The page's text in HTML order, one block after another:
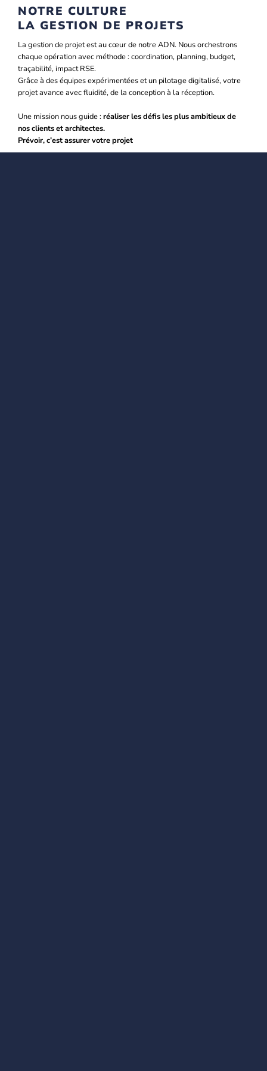
NOTRE CULTURE
LA GESTION DE PROJETS
La gestion de projet est au cœur de notre ADN. Nous orchestrons
chaque opération avec méthode : coordination, planning, budget,
traçabilité, impact RSE.
Grâce à des équipes expérimentées et un pilotage digitalisé, votre
projet avance avec fluidité, de la conception à la réception.
Une mission nous guide :réaliser les défis les plus ambitieux de
nos clients et architectes.
Prévoir, c’est assurer votre projet